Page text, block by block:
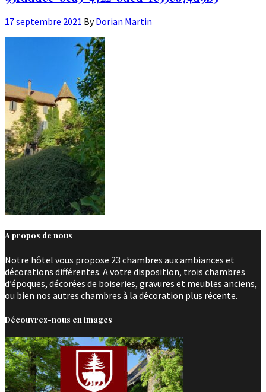
17 septembre 2021 ByDorian Martin
A propos de nous
Notre hôtel vous propose 23 chambres aux ambiances et
décorations différentes. A votre disposition, trois chambres
d’époques, décorées de boiseries, gravures et meubles anciens,
ou bien nos autres chambres à la décoration plus récente.
Découvrez-nous en images